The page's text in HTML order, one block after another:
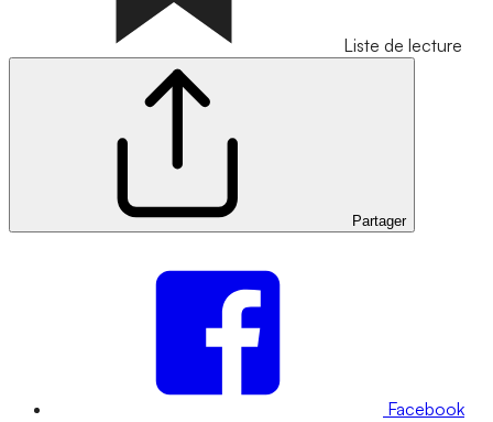
Liste de lecture
Partager
Facebook